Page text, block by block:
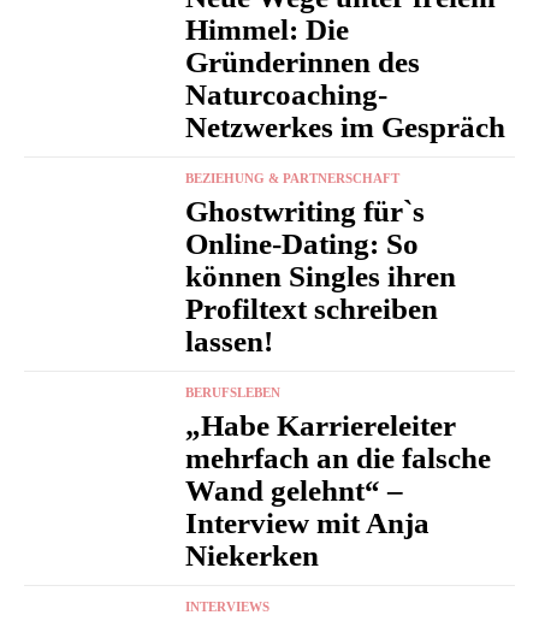
Himmel: Die
Gründerinnen des
Naturcoaching-
Netzwerkes im Gespräch
BEZIEHUNG & PARTNERSCHAFT
Ghostwriting für`s
Online-Dating: So
können Singles ihren
Profiltext schreiben
lassen!
BERUFSLEBEN
„Habe Karriereleiter
mehrfach an die falsche
Wand gelehnt“ –
Interview mit Anja
Niekerken
INTERVIEWS